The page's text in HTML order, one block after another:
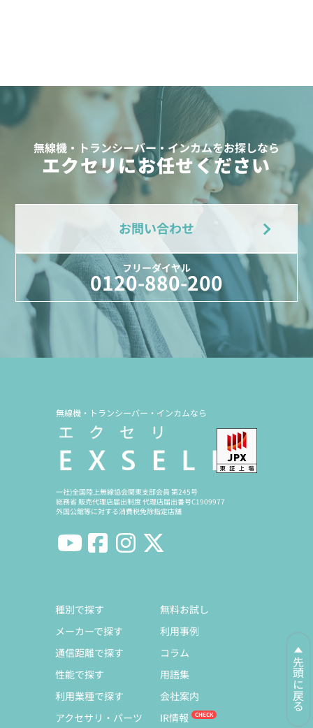
無線機・トランシーバー・インカムをお探しなら
エクセリにお任せください
お問い合わせ
フリーダイヤル
0120-880-200
先頭に戻る
無線機・トランシーバー・インカムなら
一社)全国陸上無線協会関東支部会員 第245号
総務省 販売代理店届出制度 代理店届出番号C1909977
外国公館等に対する消費税免除指定店舗
種別で探す
メーカーで探す
通信距離で探す
性能で探す
利用業種で探す
アクセサリ・パーツ
無料お試し
利用事例
コラム
用語集
会社案内
IR情報